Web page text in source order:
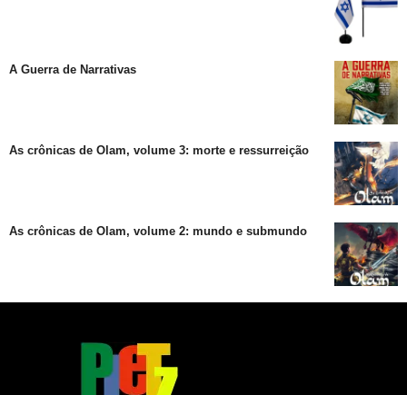
A Guerra de Narrativas
As crônicas de Olam, volume 3: morte e ressurreição
As crônicas de Olam, volume 2: mundo e submundo